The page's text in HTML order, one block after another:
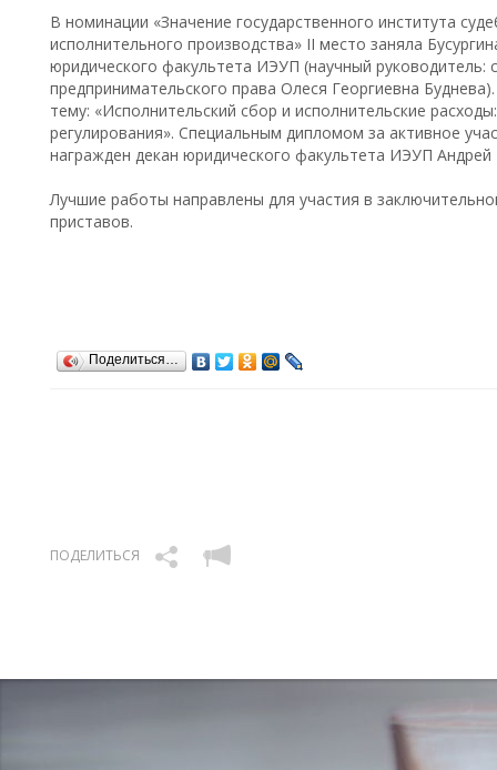
В номинации «Значение государственного института
исполнительного производства» II место заняла
юридического факультета ИЭУП (научный руководитель:
предпринимательского права Олеся Георгиевна
тему: «Исполнительский сбор и исполнительские
регулирования». Специальным дипломом за активное
награжден декан юридического факультета ИЭУП Андрей
Лучшие работы направлены для участия в
приставов.
Поделиться…
ПОДЕЛИТЬСЯ